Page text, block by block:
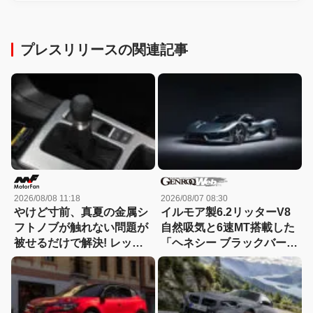
プレスリリースの関連記事
2026/08/08 11:18
やけど寸前、真夏の金属シ
フトノブが触れない問題が
被せるだけで解決! レッツ
ォのシリコンカバーが夏も
冬も快適すぎる! 【CAR
MONO図鑑】
2026/08/07 08:30
イルモア製6.2リッターV8
自然吸気と6速MT搭載した
「ヘネシー ブラックバー
ド」がデビュー【動画】